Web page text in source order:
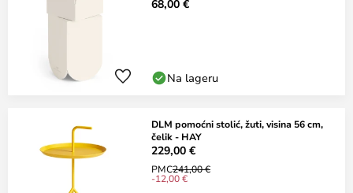
68,00 €
Na lageru
DLM pomoćni stolić, žuti, visina 56 cm,
čelik - HAY
229,00 €
PMC241,00 €
-12,00 €